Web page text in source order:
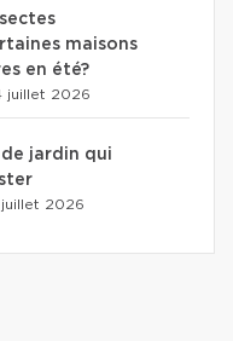
maisons
en été?
juillet 2026
jardin qui
juillet 2026